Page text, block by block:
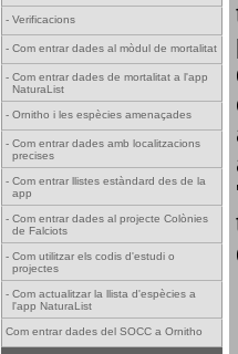
- Verificacions
- Com entrar dades al mòdul de mortalitat
- Com entrar dades de mortalitat a l'app
NaturaList
- Ornitho i les espècies amenaçades
- Com entrar dades amb localitzacions
precises
- Com entrar llistes estàndard des de la
app
- Com entrar dades al projecte Colònies
de Falciots
- Com utilitzar els codis d'estudi o
projectes
- Com actualitzar la llista d'espècies a
l'app NaturaList
Com entrar dades del SOCC a Ornitho